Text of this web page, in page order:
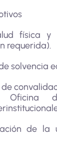
física y
requerida).
solvencia
de
de la